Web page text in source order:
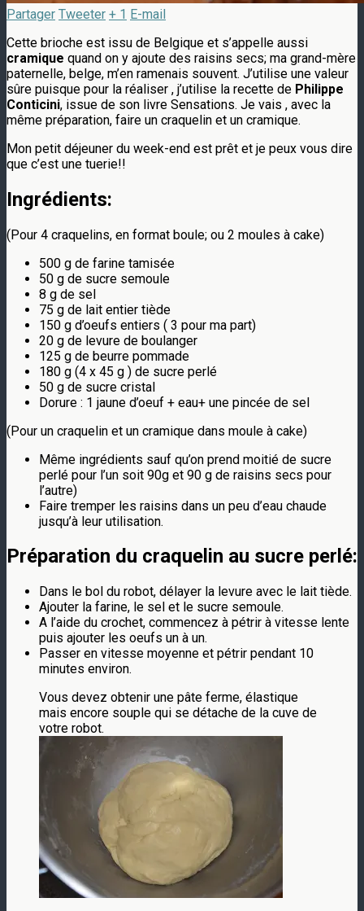
Partager Tweeter + 1 E-mail
Cette brioche est issu de Belgique et s’appelle aussi
cramique quand on y ajoute des raisins secs; ma grand-mère
paternelle, belge, m’en ramenais souvent. J’utilise une valeur
sûre puisque pour la réaliser , j’utilise la recette de Philippe
Conticini, issue de son livre Sensations. Je vais , avec la
même préparation, faire un craquelin et un cramique.
Mon petit déjeuner du week-end est prêt et je peux vous dire
que c’est une tuerie!!
Ingrédients:
(Pour 4 craquelins, en format boule; ou 2 moules à cake)
500 g de farine tamisée
50 g de sucre semoule
8 g de sel
75 g de lait entier tiède
150 g d’oeufs entiers ( 3 pour ma part)
20 g de levure de boulanger
125 g de beurre pommade
180 g (4 x 45 g ) de sucre perlé
50 g de sucre cristal
Dorure : 1 jaune d’oeuf + eau+ une pincée de sel
(Pour un craquelin et un cramique dans moule à cake)
Même ingrédients sauf qu’on prend moitié de sucre
perlé pour l’un soit 90g et 90 g de raisins secs pour
l’autre)
Faire tremper les raisins dans un peu d’eau chaude
jusqu’à leur utilisation.
Préparation du craquelin au sucre perlé:
Dans le bol du robot, délayer la levure avec le lait tiède.
Ajouter la farine, le sel et le sucre semoule.
A l’aide du crochet, commencez à pétrir à vitesse lente
puis ajouter les oeufs un à un.
Passer en vitesse moyenne et pétrir pendant 10
minutes environ.
Vous devez obtenir une pâte ferme, élastique
mais encore souple qui se détache de la cuve de
votre robot.